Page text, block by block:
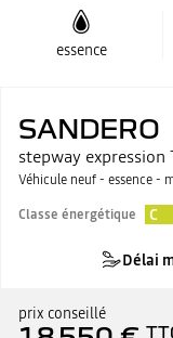
essence
SANDERO
stepway expression
Véhicule neuf - essence -
Classe énergétique
C
Délai
prix conseillé